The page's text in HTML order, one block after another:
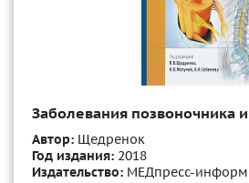
Заболевания позвоночника
Автор: Щедренок
Год издания: 2018
Издательство: МЕДпресс-информ